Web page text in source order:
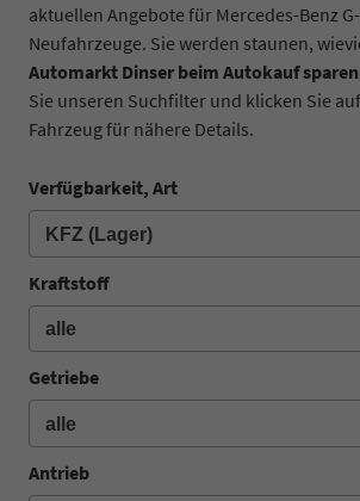
aktuellen Angebote für Mercedes-Benz
Neufahrzeuge. Sie werden staunen,
Automarkt Dinser beim Autokauf sparen
Sie unseren Suchfilter und klicken Sie
Fahrzeug für nähere Details.
Verfügbarkeit, Art
Kraftstoff
Getriebe
Antrieb